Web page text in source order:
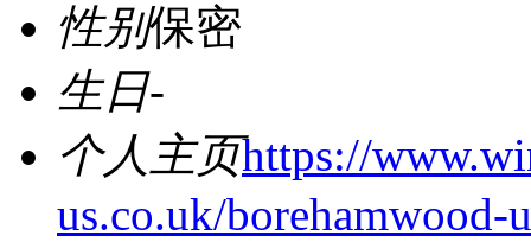
性别保密
生日-
个人主页https://
us.co.uk/